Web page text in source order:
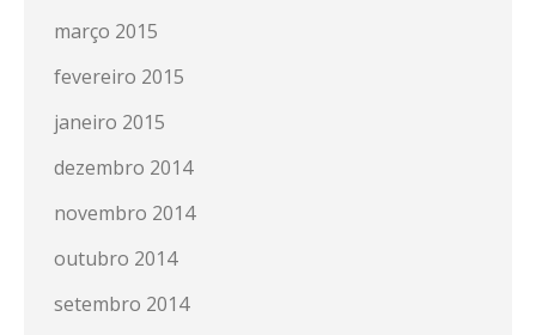
março 2015
fevereiro 2015
janeiro 2015
dezembro 2014
novembro 2014
outubro 2014
setembro 2014